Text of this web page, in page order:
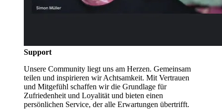
Support
Unsere Community liegt uns am Herzen. Gemeinsam
teilen und inspirieren wir Achtsamkeit. Mit Vertrauen
und Mitgefühl schaffen wir die Grundlage für
Zufriedenheit und Loyalität und bieten einen
persönlichen Service, der alle Erwartungen übertrifft.